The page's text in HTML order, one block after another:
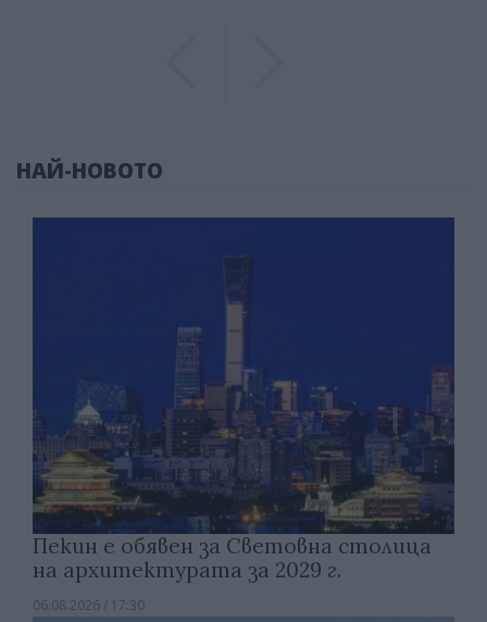
НАЙ-НОВОТО
Пекин е обявен за Световна столица
на архитектурата за 2029 г.
06.08.2026 / 17:30